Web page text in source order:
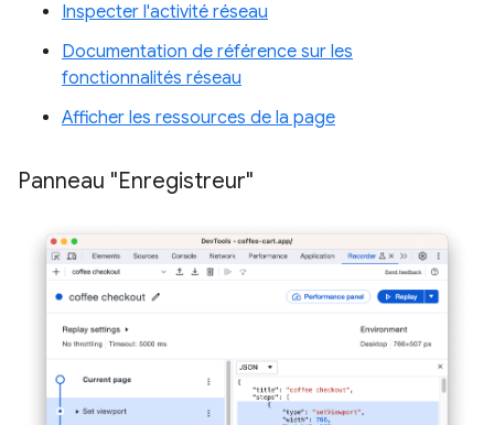
Inspecter l'activité réseau
Documentation de référence sur les
fonctionnalités réseau
Afficher les ressources de la page
Panneau "Enregistreur"